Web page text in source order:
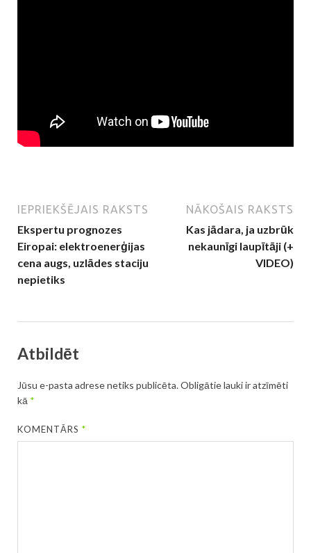
IEPRIEKŠĒJAIS RAKSTS
Ekspertu prognozes
Eiropai: elektroenerģijas
cena augs, uzlādes staciju
nepietiks
NĀKOŠAIS RAKSTS
Kas jādara, ja uzbrūk
nekaunīgi laupītāji (+
VIDEO)
Atbildēt
Jūsu e-pasta adrese netiks publicēta.Obligātie lauki ir atzīmēti
kā *
KOMENTĀRS*